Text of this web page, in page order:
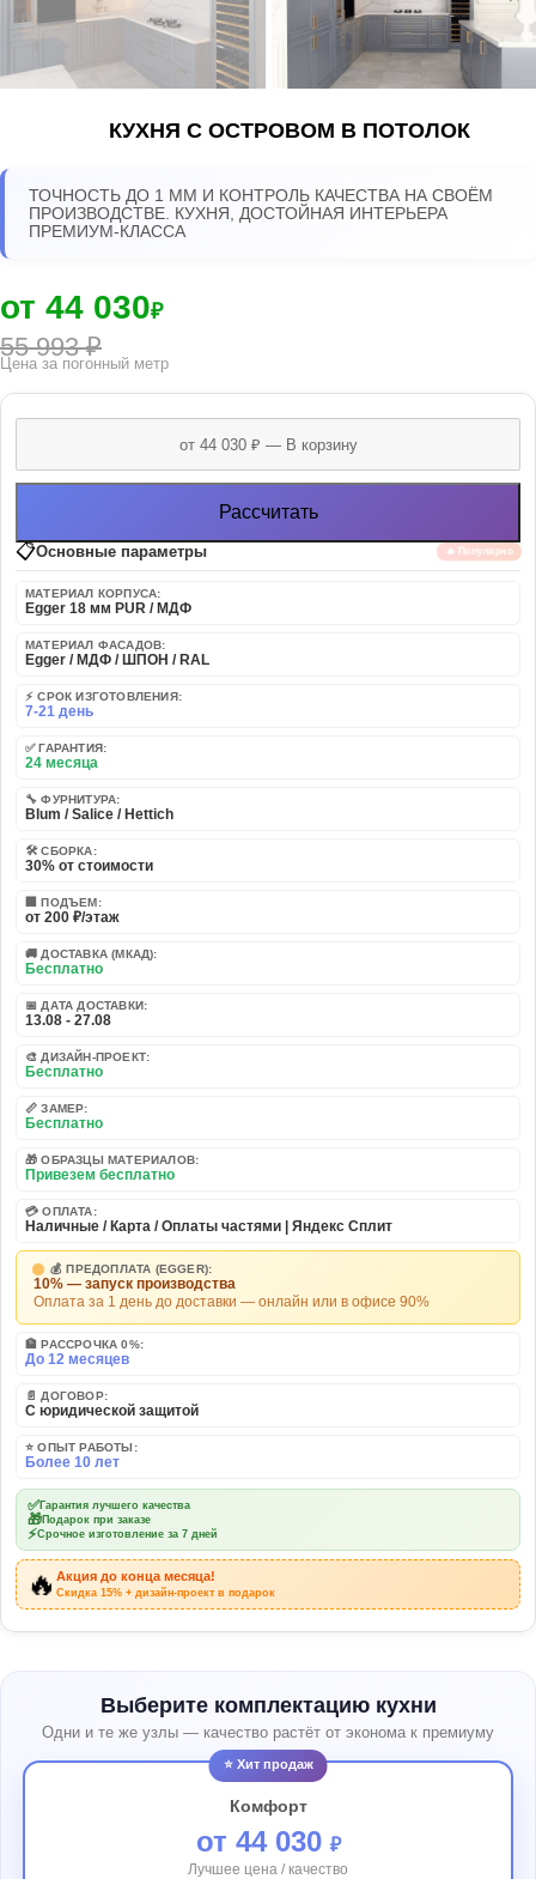
КУХНЯ С ОСТРОВОМ В ПОТОЛОК
ТОЧНОСТЬ ДО 1 ММ И КОНТРОЛЬ КАЧЕСТВА НА СВОЁМ
ПРОИЗВОДСТВЕ. КУХНЯ, ДОСТОЙНАЯ ИНТЕРЬЕРА
ПРЕМИУМ-КЛАССА
от 44 030₽
55 993₽
Цена за погонный метр
Рассчитать
📋Основные параметры 🔥 Популярно
МАТЕРИАЛ КОРПУСА:
Egger 18 мм PUR / МДФ
МАТЕРИАЛ ФАСАДОВ:
Egger / МДФ / ШПОН / RAL
⚡ СРОК ИЗГОТОВЛЕНИЯ:
7-21 день
✅ ГАРАНТИЯ:
24 месяца
🔧 ФУРНИТУРА:
Blum / Salice / Hettich
🛠️ СБОРКА:
30% от стоимости
🏢 ПОДЪЕМ:
от 200 ₽/этаж
🚚 ДОСТАВКА (МКАД):
Бесплатно
📅 ДАТА ДОСТАВКИ:
13.08 - 27.08
🎨 ДИЗАЙН-ПРОЕКТ:
Бесплатно
📏 ЗАМЕР:
Бесплатно
🎁 ОБРАЗЦЫ МАТЕРИАЛОВ:
Привезем бесплатно
💳 ОПЛАТА:
Наличные / Карта / Оплаты частями | Яндекс Сплит
💰 ПРЕДОПЛАТА (EGGER):
10% — запуск производства
Оплата за 1 день до доставки — онлайн или в офисе 90%
🏦 РАССРОЧКА 0%:
До 12 месяцев
📄 ДОГОВОР:
С юридической защитой
⭐ ОПЫТ РАБОТЫ:
Более 10 лет
✅Гарантия лучшего качества
🎁 Подарок при заказе
⚡Срочное изготовление за 7 дней
🔥Акция до конца месяца!
Скидка 15% + дизайн-проект в подарок
Выберите комплектацию кухни
Одни и те же узлы — качество растёт от эконома к премиуму
⭐ Хит продаж
Комфорт
от 44 030 ₽
Лучшее цена / качество